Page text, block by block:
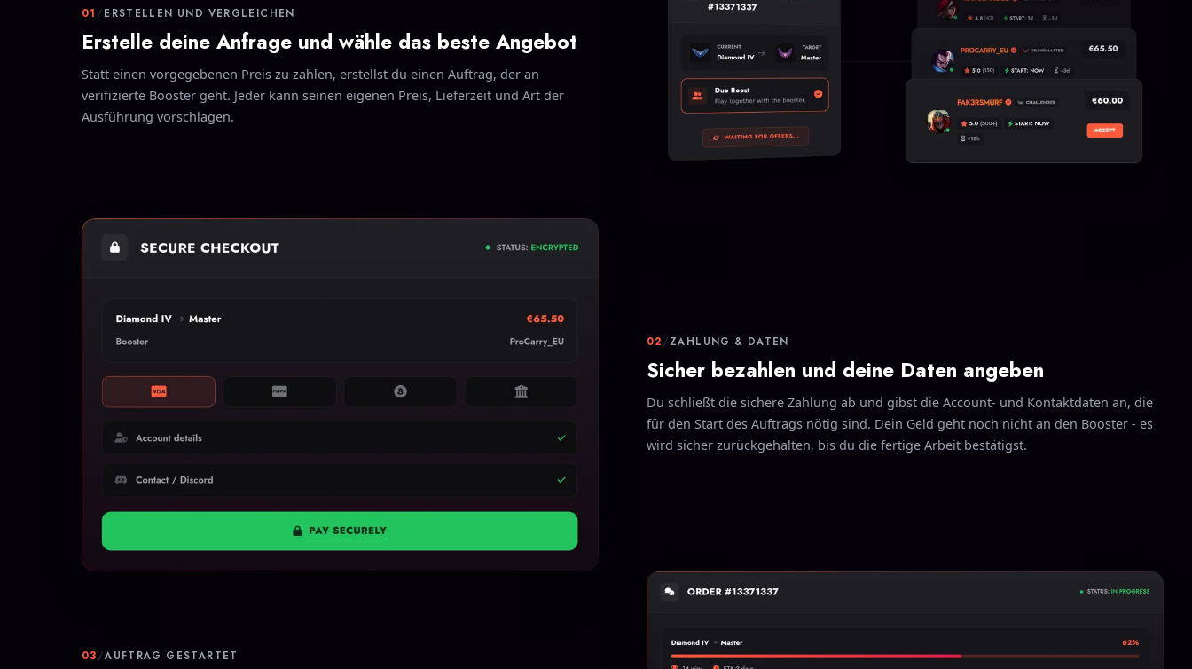
01 /ERSTELLEN UND VERGLEICHEN
Erstelle deine Anfrage und wähle das beste Angebot
Statt einen vorgegebenen Preis zu zahlen, erstellst du einen Auftrag, der an
verifizierte Booster geht. Jeder kann seinen eigenen Preis, Lieferzeit und Art der
Ausführung vorschlagen.
02/ZAHLUNG & DATEN
Sicher bezahlen und deine Daten angeben
Du schließt die sichere Zahlung ab und gibst die Account- und Kontaktdaten an, die
für den Start des Auftrags nötig sind. Dein Geld geht noch nicht an den Booster - es
wird sicher zurückgehalten, bis du die fertige Arbeit bestätigst.
03/AUFTRAG GESTARTET